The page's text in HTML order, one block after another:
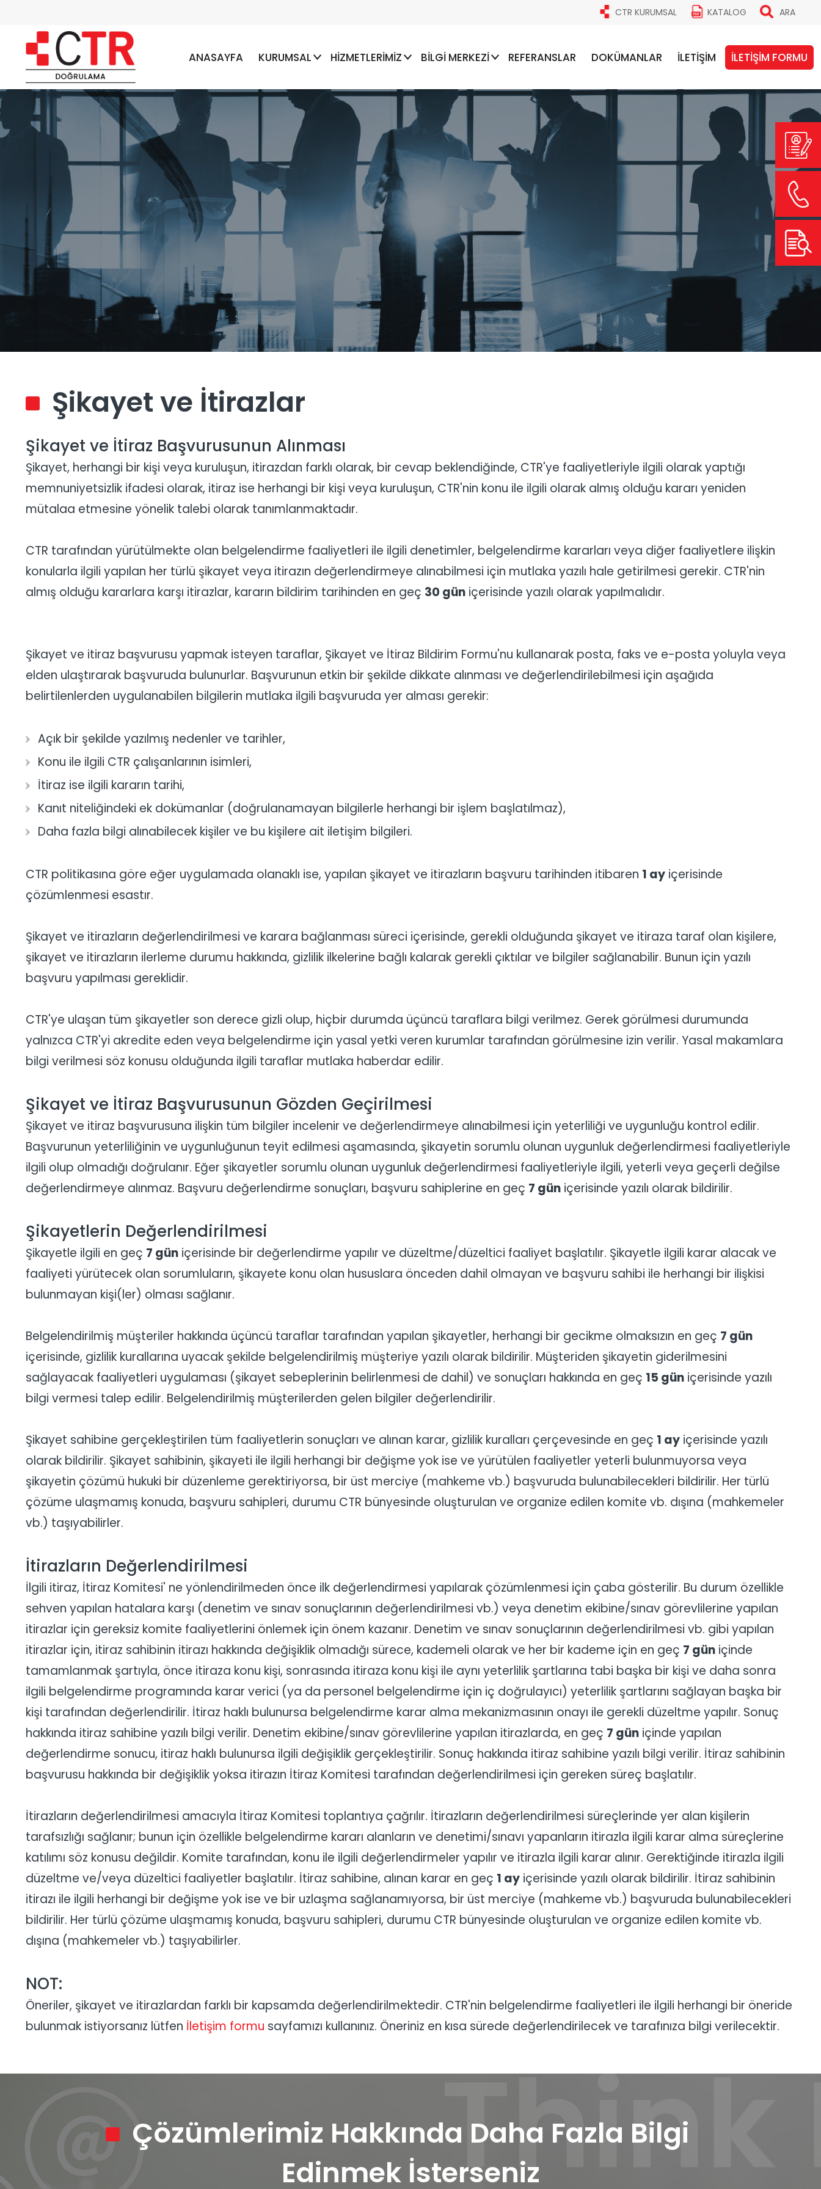
CTR KURUMSAL KATALOG ARA
ANASAYFA KURUMSAL HİZMETLERİMİZ BİLGİ MERKEZİ REFERANSLAR DOKÜMANLAR İLETİŞİM İLETİŞİM FORMU
Şikayet ve İtirazlar
Şikayet ve İtiraz Başvurusunun Alınması
Şikayet, herhangi bir kişi veya kuruluşun, itirazdan farklı olarak, bir cevap beklendiğinde, CTR'ye faaliyetleriyle ilgili olarak yaptığı
memnuniyetsizlik ifadesi olarak, itiraz ise herhangi bir kişi veya kuruluşun, CTR'nin konu ile ilgili olarak almış olduğu kararı yeniden
mütalaa etmesine yönelik talebi olarak tanımlanmaktadır.
CTR tarafından yürütülmekte olan belgelendirme faaliyetleri ile ilgili denetimler, belgelendirme kararları veya diğer faaliyetlere ilişkin
konularla ilgili yapılan her türlü şikayet veya itirazın değerlendirmeye alınabilmesi için mutlaka yazılı hale getirilmesi gerekir. CTR'nin
almış olduğu kararlara karşı itirazlar, kararın bildirim tarihinden en geç 30 gün içerisinde yazılı olarak yapılmalıdır.
Şikayet ve itiraz başvurusu yapmak isteyen taraflar, Şikayet ve İtiraz Bildirim Formu'nu kullanarak posta, faks ve e-posta yoluyla veya
elden ulaştırarak başvuruda bulunurlar. Başvurunun etkin bir şekilde dikkate alınması ve değerlendirilebilmesi için aşağıda
belirtilenlerden uygulanabilen bilgilerin mutlaka ilgili başvuruda yer alması gerekir:
Açık bir şekilde yazılmış nedenler ve tarihler,
Konu ile ilgili CTR çalışanlarının isimleri,
İtiraz ise ilgili kararın tarihi,
Kanıt niteliğindeki ek dokümanlar (doğrulanamayan bilgilerle herhangi bir işlem başlatılmaz),
Daha fazla bilgi alınabilecek kişiler ve bu kişilere ait iletişim bilgileri.
CTR politikasına göre eğer uygulamada olanaklı ise, yapılan şikayet ve itirazların başvuru tarihinden itibaren 1 ay içerisinde
çözümlenmesi esastır.
Şikayet ve itirazların değerlendirilmesi ve karara bağlanması süreci içerisinde, gerekli olduğunda şikayet ve itiraza taraf olan kişilere,
şikayet ve itirazların ilerleme durumu hakkında, gizlilik ilkelerine bağlı kalarak gerekli çıktılar ve bilgiler sağlanabilir. Bunun için yazılı
başvuru yapılması gereklidir.
CTR'ye ulaşan tüm şikayetler son derece gizli olup, hiçbir durumda üçüncü taraflara bilgi verilmez. Gerek görülmesi durumunda
yalnızca CTR'yi akredite eden veya belgelendirme için yasal yetki veren kurumlar tarafından görülmesine izin verilir. Yasal makamlara
bilgi verilmesi söz konusu olduğunda ilgili taraflar mutlaka haberdar edilir.
Şikayet ve İtiraz Başvurusunun Gözden Geçirilmesi
Şikayet ve itiraz başvurusuna ilişkin tüm bilgiler incelenir ve değerlendirmeye alınabilmesi için yeterliliği ve uygunluğu kontrol edilir.
Başvurunun yeterliliğinin ve uygunluğunun teyit edilmesi aşamasında, şikayetin sorumlu olunan uygunluk değerlendirmesi faaliyetleriyle
ilgili olup olmadığı doğrulanır. Eğer şikayetler sorumlu olunan uygunluk değerlendirmesi faaliyetleriyle ilgili, yeterli veya geçerli değilse
değerlendirmeye alınmaz. Başvuru değerlendirme sonuçları, başvuru sahiplerine en geç 7 gün içerisinde yazılı olarak bildirilir.
Şikayetlerin Değerlendirilmesi
Şikayetle ilgili en geç 7 gün içerisinde bir değerlendirme yapılır ve düzeltme/düzeltici faaliyet başlatılır. Şikayetle ilgili karar alacak ve
faaliyeti yürütecek olan sorumluların, şikayete konu olan hususlara önceden dahil olmayan ve başvuru sahibi ile herhangi bir ilişkisi
bulunmayan kişi(ler) olması sağlanır.
Belgelendirilmiş müşteriler hakkında üçüncü taraflar tarafından yapılan şikayetler, herhangi bir gecikme olmaksızın en geç 7 gün
içerisinde, gizlilik kurallarına uyacak şekilde belgelendirilmiş müşteriye yazılı olarak bildirilir. Müşteriden şikayetin giderilmesini
sağlayacak faaliyetleri uygulaması (şikayet sebeplerinin belirlenmesi de dahil) ve sonuçları hakkında en geç 15 gün içerisinde yazılı
bilgi vermesi talep edilir. Belgelendirilmiş müşterilerden gelen bilgiler değerlendirilir.
Şikayet sahibine gerçekleştirilen tüm faaliyetlerin sonuçları ve alınan karar, gizlilik kuralları çerçevesinde en geç 1 ay içerisinde yazılı
olarak bildirilir. Şikayet sahibinin, şikayeti ile ilgili herhangi bir değişme yok ise ve yürütülen faaliyetler yeterli bulunmuyorsa veya
şikayetin çözümü hukuki bir düzenleme gerektiriyorsa, bir üst merciye (mahkeme vb.) başvuruda bulunabilecekleri bildirilir. Her türlü
çözüme ulaşmamış konuda, başvuru sahipleri, durumu CTR bünyesinde oluşturulan ve organize edilen komite vb. dışına (mahkemeler
vb.) taşıyabilirler.
İtirazların Değerlendirilmesi
İlgili itiraz, İtiraz Komitesi' ne yönlendirilmeden önce ilk değerlendirmesi yapılarak çözümlenmesi için çaba gösterilir. Bu durum özellikle
sehven yapılan hatalara karşı (denetim ve sınav sonuçlarının değerlendirilmesi vb.) veya denetim ekibine/sınav görevlilerine yapılan
itirazlar için gereksiz komite faaliyetlerini önlemek için önem kazanır. Denetim ve sınav sonuçlarının değerlendirilmesi vb. gibi yapılan
itirazlar için, itiraz sahibinin itirazı hakkında değişiklik olmadığı sürece, kademeli olarak ve her bir kademe için en geç 7 gün içinde
tamamlanmak şartıyla, önce itiraza konu kişi, sonrasında itiraza konu kişi ile aynı yeterlilik şartlarına tabi başka bir kişi ve daha sonra
ilgili belgelendirme programında karar verici (ya da personel belgelendirme için iç doğrulayıcı) yeterlilik şartlarını sağlayan başka bir
kişi tarafından değerlendirilir. İtiraz haklı bulunursa belgelendirme karar alma mekanizmasının onayı ile gerekli düzeltme yapılır. Sonuç
hakkında itiraz sahibine yazılı bilgi verilir. Denetim ekibine/sınav görevlilerine yapılan itirazlarda, en geç 7 gün içinde yapılan
değerlendirme sonucu, itiraz haklı bulunursa ilgili değişiklik gerçekleştirilir. Sonuç hakkında itiraz sahibine yazılı bilgi verilir. İtiraz sahibinin
başvurusu hakkında bir değişiklik yoksa itirazın İtiraz Komitesi tarafından değerlendirilmesi için gereken süreç başlatılır.
İtirazların değerlendirilmesi amacıyla İtiraz Komitesi toplantıya çağrılır. İtirazların değerlendirilmesi süreçlerinde yer alan kişilerin
tarafsızlığı sağlanır; bunun için özellikle belgelendirme kararı alanların ve denetimi/sınavı yapanların itirazla ilgili karar alma süreçlerine
katılımı söz konusu değildir. Komite tarafından, konu ile ilgili değerlendirmeler yapılır ve itirazla ilgili karar alınır. Gerektiğinde itirazla ilgili
düzeltme ve/veya düzeltici faaliyetler başlatılır. İtiraz sahibine, alınan karar en geç 1 ay içerisinde yazılı olarak bildirilir. İtiraz sahibinin
itirazı ile ilgili herhangi bir değişme yok ise ve bir uzlaşma sağlanamıyorsa, bir üst merciye (mahkeme vb.) başvuruda bulunabilecekleri
bildirilir. Her türlü çözüme ulaşmamış konuda, başvuru sahipleri, durumu CTR bünyesinde oluşturulan ve organize edilen komite vb.
dışına (mahkemeler vb.) taşıyabilirler.
NOT:
Öneriler, şikayet ve itirazlardan farklı bir kapsamda değerlendirilmektedir. CTR'nin belgelendirme faaliyetleri ile ilgili herhangi bir öneride
bulunmak istiyorsanız lütfen İletişim formu sayfamızı kullanınız. Öneriniz en kısa sürede değerlendirilecek ve tarafınıza bilgi verilecektir.
Çözümlerimiz Hakkında Daha Fazla Bilgi
Edinmek İsterseniz